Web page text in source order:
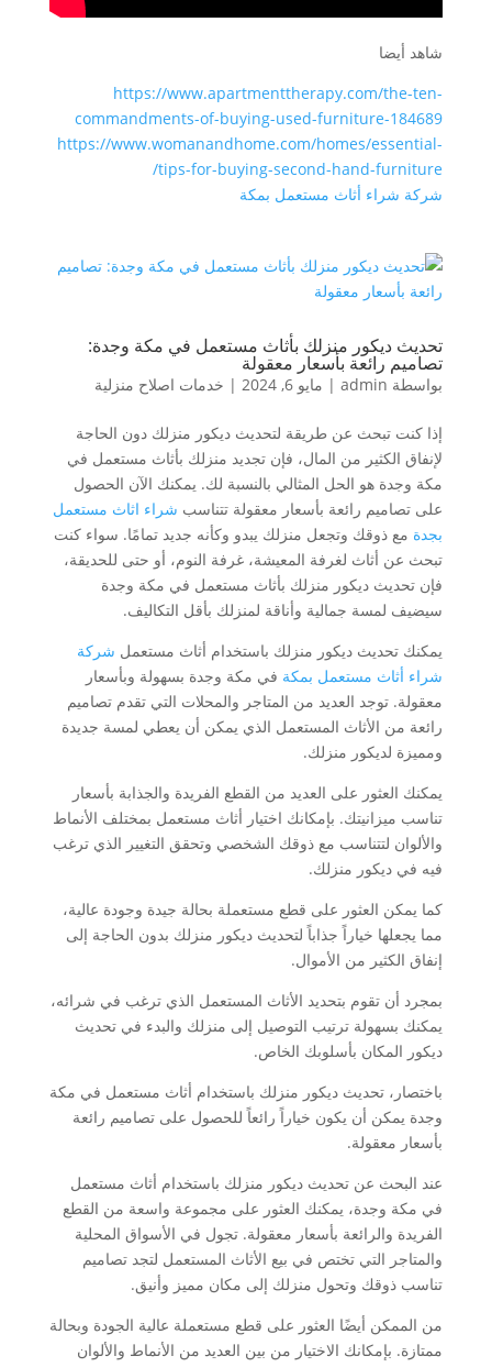
شاهد أيضا
https://www.apartmenttherapy.com/the-ten-
commandments-of-buying-used-furniture-184689
https://www.womanandhome.com/homes/essential-
tips-for-buying-second-hand-furniture/
شركة شراء أثاث مستعمل بمكة
تحديث ديكور منزلك بأثاث مستعمل في مكة وجدة:
تصاميم رائعة بأسعار معقولة
بواسطة admin
| مايو 6, 2024 | خدمات اصلاح منزلية
إذا كنت تبحث عن طريقة لتحديث ديكور منزلك دون الحاجة
لإنفاق الكثير من المال، فإن تجديد منزلك بأثاث مستعمل في
مكة وجدة هو الحل المثالي بالنسبة لك. يمكنك الآن الحصول
على تصاميم رائعة بأسعار معقولة تتناسب شراء اثاث مستعمل
بجدة مع ذوقك وتجعل منزلك يبدو وكأنه جديد تمامًا. سواء كنت
تبحث عن أثاث لغرفة المعيشة، غرفة النوم، أو حتى للحديقة،
فإن تحديث ديكور منزلك بأثاث مستعمل في مكة وجدة
سيضيف لمسة جمالية وأناقة لمنزلك بأقل التكاليف.
يمكنك تحديث ديكور منزلك باستخدام أثاث مستعمل شركة
شراء أثاث مستعمل بمكة في مكة وجدة بسهولة وبأسعار
معقولة. توجد العديد من المتاجر والمحلات التي تقدم تصاميم
رائعة من الأثاث المستعمل الذي يمكن أن يعطي لمسة جديدة
ومميزة لديكور منزلك.
يمكنك العثور على العديد من القطع الفريدة والجذابة بأسعار
تناسب ميزانيتك. بإمكانك اختيار أثاث مستعمل بمختلف الأنماط
والألوان لتتناسب مع ذوقك الشخصي وتحقق التغيير الذي ترغب
فيه في ديكور منزلك.
كما يمكن العثور على قطع مستعملة بحالة جيدة وجودة عالية،
مما يجعلها خياراً جذاباً لتحديث ديكور منزلك بدون الحاجة إلى
إنفاق الكثير من الأموال.
بمجرد أن تقوم بتحديد الأثاث المستعمل الذي ترغب في شرائه،
يمكنك بسهولة ترتيب التوصيل إلى منزلك والبدء في تحديث
ديكور المكان بأسلوبك الخاص.
باختصار، تحديث ديكور منزلك باستخدام أثاث مستعمل في مكة
وجدة يمكن أن يكون خياراً رائعاً للحصول على تصاميم رائعة
بأسعار معقولة.
عند البحث عن تحديث ديكور منزلك باستخدام أثاث مستعمل
في مكة وجدة، يمكنك العثور على مجموعة واسعة من القطع
الفريدة والرائعة بأسعار معقولة. تجول في الأسواق المحلية
والمتاجر التي تختص في بيع الأثاث المستعمل لتجد تصاميم
تناسب ذوقك وتحول منزلك إلى مكان مميز وأنيق.
من الممكن أيضًا العثور على قطع مستعملة عالية الجودة وبحالة
ممتازة. بإمكانك الاختيار من بين العديد من الأنماط والألوان